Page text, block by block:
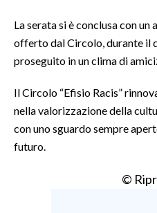
La serata si è conclusa con
offerto dal Circolo, durante il
proseguito in un clima di
Il Circolo “Efisio Racis”
nella valorizzazione della
con uno sguardo sempre
futuro.
©